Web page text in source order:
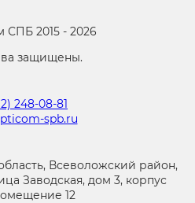
СПБ 2015 - 2026
защищены.
248-08-81
spb.ru
Всеволожский район,
Заводская, дом 3, корпус
12